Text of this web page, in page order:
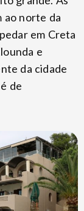
ao norte da
em Creta
e
da cidade
de